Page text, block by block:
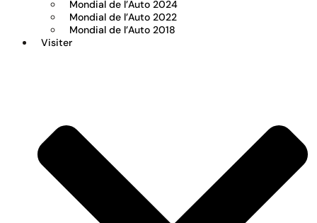
Mondial de l’Auto 2024
Mondial de l’Auto 2022
Mondial de l’Auto 2018
Visiter